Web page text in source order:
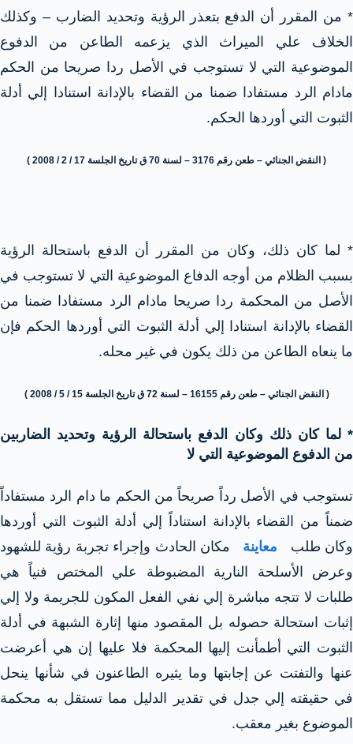
* من المقرر أن الدفع بتعذر الرؤية وتحديد الضارب – وكذلك
الخلاف علي الميراث الذي يزعمه الطاعن من الدفوع
الموضوعية التي لا تستوجب في الأصل ردا صريحا من الحكم
مادام الرد مستفادا ضمنا من القضاء بالإدانة استنادا إلي أدلة
الثبوت التي أوردها الحكم.
( النقض الجنائي – طعن رقم 3176 – لسنة 70 ق تاريخ الجلسة 17 / 2 / 2008 )
* لما كان ذلك، وكان من المقرر أن الدفع باستحالة الرؤية
بسبب الظلام من أوجه الدفاع الموضوعية التي لا تستوجب في
الأصل من المحكمة ردا صريحا مادام الرد مستفادا ضمنا من
القضاء بالإدانة استنادا إلي أدلة الثبوت التي أوردها الحكم فإن
ما ينعاه الطاعن من ذلك يكون في غير محله.
( النقض الجنائي – طعن رقم 16155 – لسنة 72 ق تاريخ الجلسة 15 / 5 / 2008 )
* لما كان ذلك وكان الدفع باستحالة الرؤية وتحديد الضاربين
من الدفوع الموضوعية التي لا
تستوجب في الأصل رداً صريحاً من الحكم ما دام الرد مستفاداً
ضمناً من القضاء بالإدانة استناداً إلي أدلة الثبوت التي أوردها
وكان طلب معاينة مكان الحادث وإجراء تجربة رؤية للشهود
وعرض الأسلحة النارية المضبوطة علي المختص فنياً هي
طلبات لا تتجه مباشرة إلي نفي الفعل المكون للجريمة ولا إلي
إثبات استحالة حصوله بل المقصود منها إثارة الشبهة في أدلة
الثبوت التي أطمأنت إليها المحكمة فلا عليها إن هي أعرضت
عنها والتفتت عن إجابتها وما يثيره الطاعنون في شأنها ينحل
في حقيقته إلي جدل في تقدير الدليل مما تستقل به محكمة
الموضوع بغير معقب.